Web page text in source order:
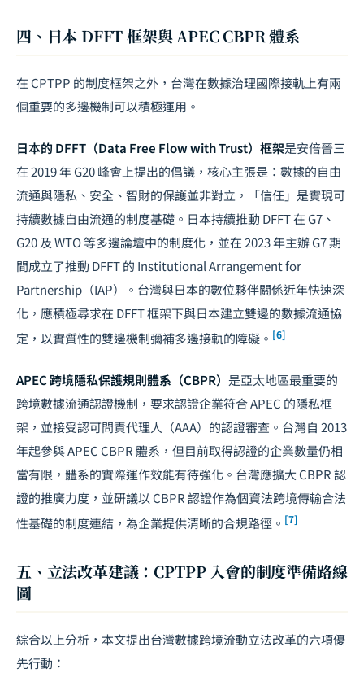
四、日本 DFFT 框架與 APEC CBPR 體系
在 CPTPP 的制度框架之外，台灣在數據治理國際接軌上有兩
個重要的多邊機制可以積極運用。
日本的 DFFT（Data Free Flow with Trust）框架是安倍晉三
在 2019 年 G20 峰會上提出的倡議，核心主張是：數據的自由
流通與隱私、安全、智財的保護並非對立，「信任」是實現可
持續數據自由流通的制度基礎。日本持續推動 DFFT 在 G7、
G20 及 WTO 等多邊論壇中的制度化，並在 2023 年主辦 G7 期
間成立了推動 DFFT 的 Institutional Arrangement for
Partnership（IAP）。台灣與日本的數位夥伴關係近年快速深
化，應積極尋求在 DFFT 框架下與日本建立雙邊的數據流通協
定，以實質性的雙邊機制彌補多邊接軌的障礙。 [6]
APEC 跨境隱私保護規則體系（CBPR） 是亞太地區最重要的
跨境數據流通認證機制，要求認證企業符合 APEC 的隱私框
架，並接受認可問責代理人（AAA）的認證審查。台灣自 2013
年起參與 APEC CBPR 體系，但目前取得認證的企業數量仍相
當有限，體系的實際運作效能有待強化。台灣應擴大 CBPR 認
證的推廣力度，並研議以 CBPR 認證作為個資法跨境傳輸合法
性基礎的制度連結，為企業提供清晰的合規路徑。 [7]
五、立法改革建議：CPTPP 入會的制度準備路線
圖
綜合以上分析，本文提出台灣數據跨境流動立法改革的六項優
先行動：